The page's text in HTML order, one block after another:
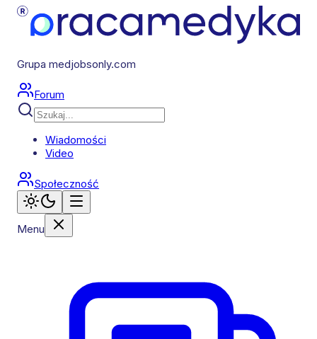
Grupa medjobsonly.com
Forum
Wiadomości
Video
Społeczność
Menu